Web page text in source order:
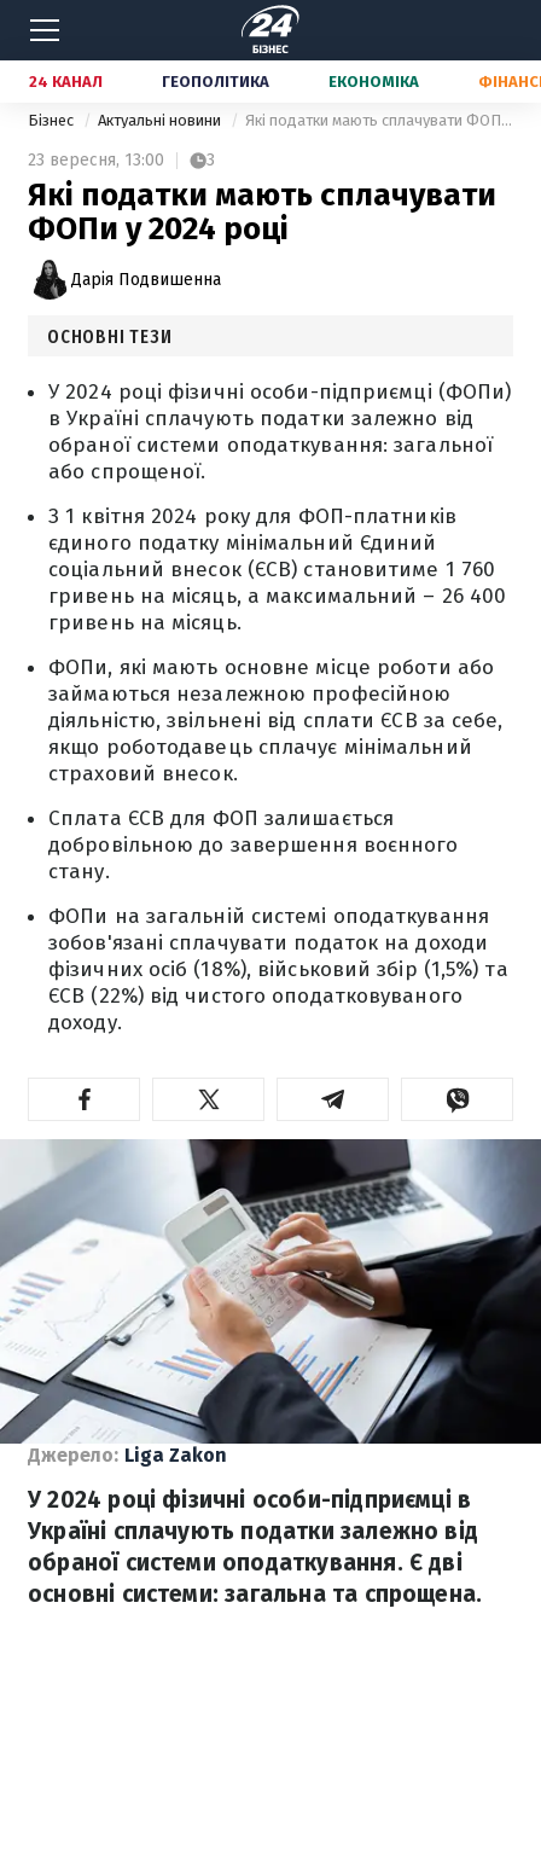
24 КАНАЛ ГЕОПОЛІТИКА ЕКОНОМІКА
Бізнес Актуальні новини Які податки мають сплачувати ФОПи у 2024 році
23 вересня, 13:00 3
Які податки мають сплачувати
ФОПи у 2024 році
Дарія Подвишенна
ОСНОВНІ ТЕЗИ
У 2024 році фізичні особи-підприємці (ФОПи)
в Україні сплачують податки залежно від
обраної системи оподаткування: загальної
або спрощеної.
З 1 квітня 2024 року для ФОП-платників
єдиного податку мінімальний Єдиний
соціальний внесок (ЄСВ) становитиме 1 760
гривень на місяць, а максимальний – 26 400
гривень на місяць.
ФОПи, які мають основне місце роботи або
займаються незалежною професійною
діяльністю, звільнені від сплати ЄСВ за себе,
якщо роботодавець сплачує мінімальний
страховий внесок.
Сплата ЄСВ для ФОП залишається
добровільною до завершення воєнного
стану.
ФОПи на загальній системі оподаткування
зобов'язані сплачувати податок на доходи
фізичних осіб (18%), військовий збір (1,5%) та
ЄСВ (22%) від чистого оподатковуваного
доходу.
Джерело: Liga Zakon
У 2024 році фізичні особи-підприємці в
Україні сплачують податки залежно від
обраної системи оподаткування. Є дві
основні системи: загальна та спрощена.